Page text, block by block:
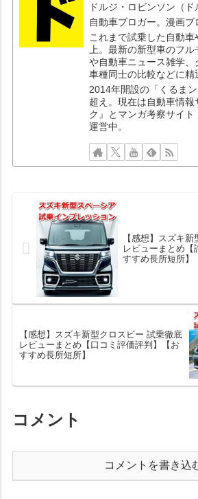
ドルジ・ロビンソン（ド
自動車ブロガー。漫画ブ
これまで試乗した自動
上。最新の新型車のフ
や自動車ニュース雑学、
車種同士の比較などに精
2014年開設の「くるま
超え。現在は自動車情報
ク』とマンガ考察サイ
運営中。
【感想】スズキ
レビューまとめ【
すすめ長所短所】
【感想】スズキ新型クロスビー 試乗徹底
レビューまとめ【口コミ評価評判】【お
すすめ長所短所】
コメント
コメントを書き込